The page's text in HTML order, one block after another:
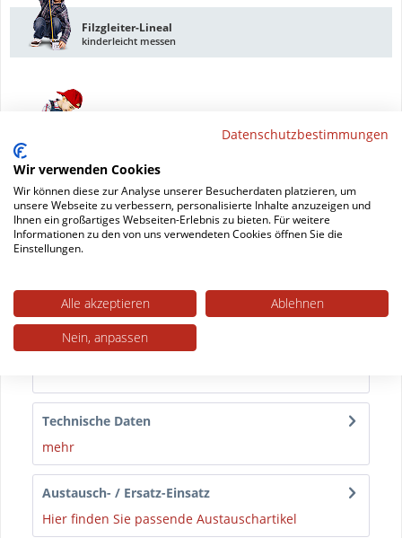
Filzgleiter-Lineal
kinderleicht messen
Datenblatt drucken
Beschreibung
PTFE-Klemmgleiter für Freischwinger ohne
Lochbohrung Unser Klemmgleiter PTFE ohne Zapfen
vom...mehr
Technische Daten
mehr
Austausch- / Ersatz-Einsatz
Hier finden Sie passende Austauschartikel
Datenschutzbestimmungen
Wir verwenden Cookies
Wir können diese zur Analyse unserer Besucherdaten platzieren, um
unsere Webseite zu verbessern, personalisierte Inhalte anzuzeigen und
Ihnen ein großartiges Webseiten-Erlebnis zu bieten. Für weitere
Informationen zu den von uns verwendeten Cookies öffnen Sie die
Einstellungen.
Alle akzeptieren
Ablehnen
Nein, anpassen